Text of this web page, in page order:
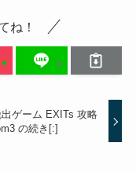
ね！
ゲーム EXITs 攻略
の続き[:]